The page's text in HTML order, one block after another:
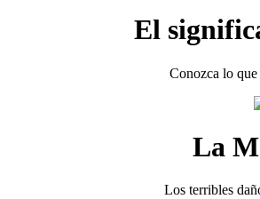
El
Conozca lo
La
Los terribles